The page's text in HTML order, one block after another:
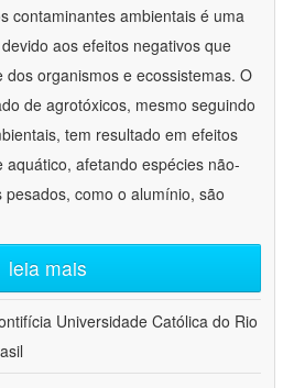
contaminantes ambientais é uma
aos efeitos negativos que
organismos e ecossistemas. O
de agrotóxicos, mesmo seguindo
tem resultado em efeitos
afetando espécies não-
como o alumínio, são
leia mais
Universidade Católica do Rio